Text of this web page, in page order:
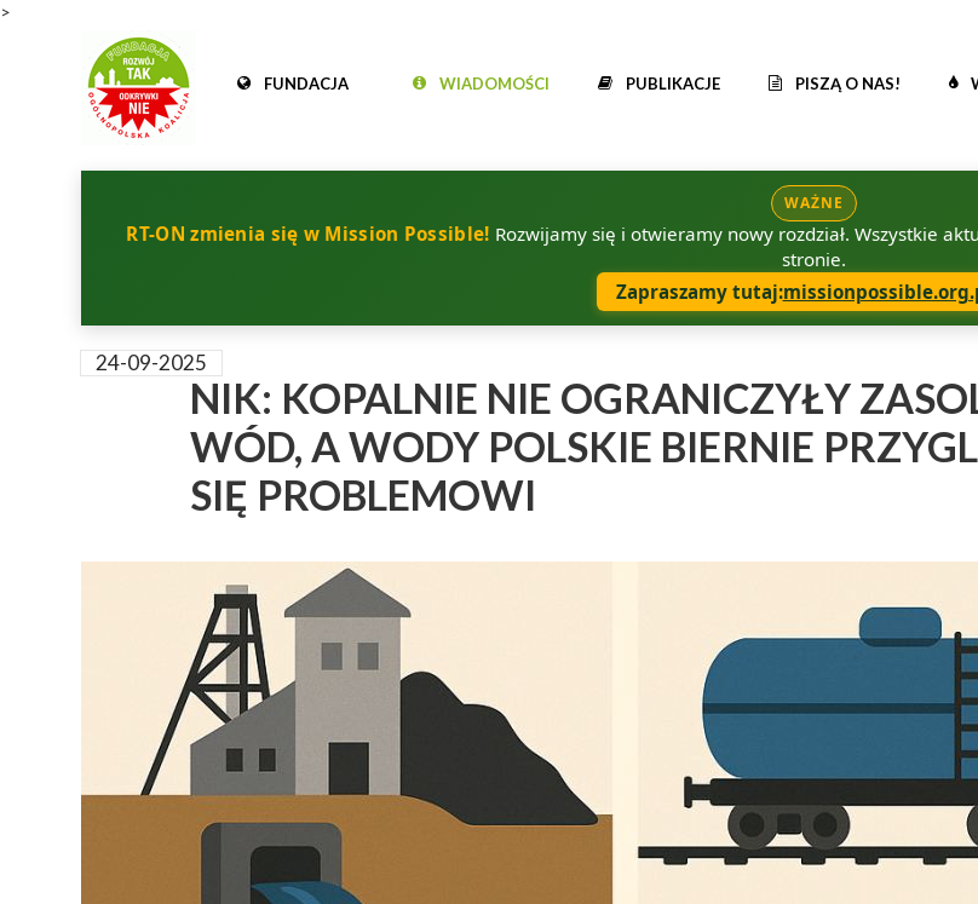
>
FUNDACJA WIADOMOŚCI PUBLIKACJE PISZĄ O NAS!
WAŻNE
RT-ON zmienia się w Mission Possible! Rozwijamy się i otwieramy nowy rozdział. Wszystkie
stronie.
Zapraszamy tutaj:
24-09-2025
NIK: KOPALNIE NIE OGRANICZYŁY
WÓD, A WODY POLSKIE BIERNIE
SIĘ PROBLEMOWI